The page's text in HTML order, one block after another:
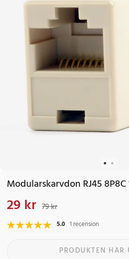
Modularskarvdon RJ45
Nuvarande pris
29 kr 79 kr
5.0 1 recension
PRODUKTEN HAR